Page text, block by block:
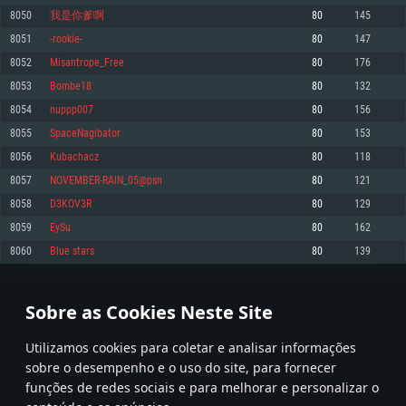
Sobre as Cookies Neste Site
Utilizamos cookies para coletar e analisar informações
sobre o desempenho e o uso do site, para fornecer
funções de redes sociais e para melhorar e personalizar o
Memória: 4GB
Placa Gráfica: Placa com DirectX 11: AMD Radeon 77XX / NVIDIA GeForce
GTX 660. Resolução mínima suportada: 720p
Network: Internet de banda larga.
Disco: 23,1 GB
Recomendado
superior, Radeon RX 570 ou superior
Disco: 75,9 GB
Memória: 6 GB
Placa Gráfica: Intel Iris Pro 5200 (Mac), equivalentes AMD/Nvidia para Mac.
Resolução mínima suportada: 720p com suporte Metal.
Network: Internet de banda larga.
Disco: 21,5 GB
Recomendado
Network: Internet de banda larga.
Memória: 4 GB
Placa Gráfica: NVIDIA 660 com os drivers mais recentes (não mais de 6
meses) / equivalentes AMD com os drivers mais recentes com suporte
Vulkan (não mais de 6 meses); Resolução mínima suportada: 720p.
Network: Internet de banda larga.
Disco: 21,5 GB
Recomendado
Sistema Operativo: Ubuntu 20.04 64bit
Processador: Intel Core i7
Memória: 16 GB
Placa Gráfica: NVIDIA 1060 com os drivers mais recentes (não mais de 6
meses) / equivalentes AMD (Radeon RX 570) com os drivers mais recentes
Network: Internet de banda larga.
8050 我是你爹啊 80 145
8051 -rookie- 80 147
8052 Misantrope_Free 80 176
8053 Bombe18 80 132
8054 nuppp007 80 156
8055 SpaceNagibator 80 153
8056 Kubachacz 80 118
8057 NOVEMBER-RAIN_05@psn 80 121
8058 D3KOV3R 80 129
8059 EySu 80 162
8060 Blue stars 80 139